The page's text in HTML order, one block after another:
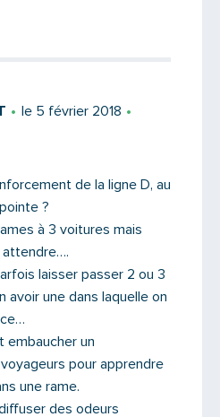
le 5 février 2018
de la ligne D, au
?
à 3 voitures mais
attendre….
laisser passer 2 ou 3
avoir une dans laquelle on
embaucher un
pour apprendre
une rame.
des odeurs